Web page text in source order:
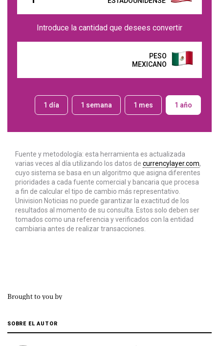
Brought to you by
SOBRE EL AUTOR